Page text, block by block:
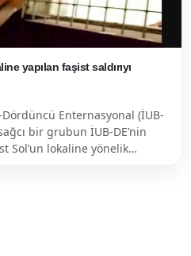
yapılan faşist saldırıyı
Enternasyonal (İUB-
bir grubun İUB-DE’nin
Sol’un lokaline yönelik…